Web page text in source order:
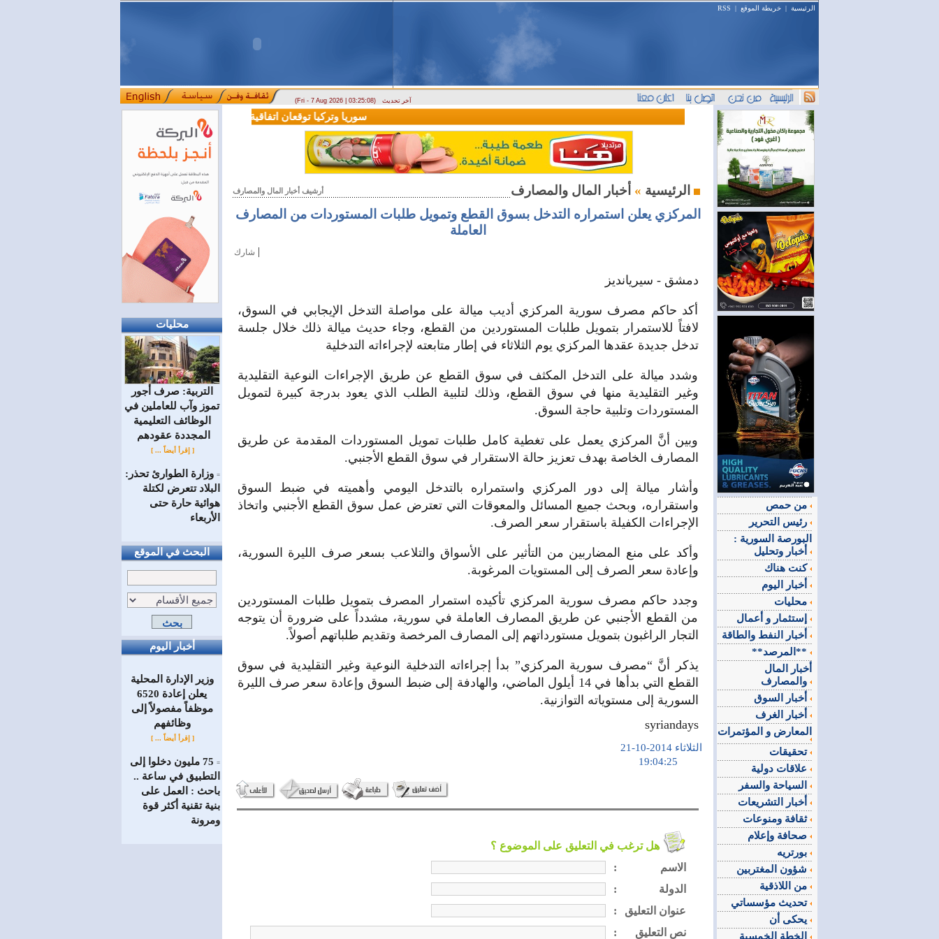
الرئيسية | خريطة الموقع |
RSS
(Fri - 7 Aug 2026 | 03:25:08) آخر تحديث
محليات
التربية: صرف أجور
تموز وآب للعاملين في
الوظائف ‏التعليمية
المجددة عقودهم ‏
[ إقرأ أيضاً ... ]
= وزارة الطوارئ تحذر:
البلاد تتعرض لكتلة
هوائية حارة حتى
الأربعاء
البحث في الموقع
أخبار اليوم
وزير الإدارة المحلية
يعلن إعادة 6520
موظفاً مفصولاً إلى
‏وظائفهم
[ إقرأ أيضاً ... ]
=
75 مليون دخلوا إلى
التطبيق في ساعة ..
باحث : العمل على
بنية تقنية أكثر قوة
ومرونة
سوريا وتركيا توقعان اتفاقية تعاون في مجالي التعليم العالي والبحث العلمي
أرشيف أخبار المال والمصارف الرئيسية »
المركزي يعلن استمراره التدخل بسوق القطع وتمويل طلبات المستوردات من المصارف
العاملة
شارك |
دمشق - سيريانديز
أكد حاكم مصرف سورية المركزي أديب ميالة على مواصلة التدخل الإيجابي في السوق،
لافتاً للاستمرار بتمويل طلبات المستوردين من القطع، وجاء حديث ميالة ذلك خلال جلسة
تدخل جديدة عقدها المركزي يوم الثلاثاء في إطار متابعته لإجراءاته التدخلية
وشدد ميالة على التدخل المكثف في سوق القطع عن طريق الإجراءات النوعية التقليدية
وغير التقليدية منها في سوق القطع، وذلك لتلبية الطلب الذي يعود بدرجة كبيرة لتمويل
المستوردات وتلبية حاجة السوق.
وبين أنَّ المركزي يعمل على تغطية كامل طلبات تمويل المستوردات المقدمة عن طريق
المصارف الخاصة بهدف تعزيز حالة الاستقرار في سوق القطع الأجنبي.
وأشار ميالة إلى دور المركزي واستمراره بالتدخل اليومي وأهميته في ضبط السوق
واستقراره، وبحث جميع المسائل والمعوقات التي تعترض عمل سوق القطع الأجنبي واتخاذ
الإجراءات الكفيلة باستقرار سعر الصرف.
وأكد على منع المضاربين من التأثير على الأسواق والتلاعب بسعر صرف الليرة السورية،
وإعادة سعر الصرف إلى المستويات المرغوبة.
وجدد حاكم مصرف سورية المركزي تأكيده استمرار المصرف بتمويل طلبات المستوردين
من القطع الأجنبي عن طريق المصارف العاملة في سورية، مشدداً على ضرورة أن يتوجه
التجار الراغبون بتمويل مستورداتهم إلى المصارف المرخصة وتقديم طلباتهم أصولاً.
يذكر أنَّ “مصرف سورية المركزي” بدأ إجراءاته التدخلية النوعية وغير التقليدية في سوق
القطع التي بدأها في 14 أيلول الماضي، والهادفة إلى ضبط السوق وإعادة سعر صرف الليرة
السورية إلى مستوياته التوازنية.
syriandays
الثلاثاء 2014-10-21
هل ترغب في التعليق على الموضوع ؟
:
الاسم
:
الدولة
:
عنوان التعليق
:
نص التعليق
البورصة السورية :
كنت هناك
**المرصد**
أخبار المال
المعارض و المؤتمرات
تحقيقات
ثقافة ومنوعات
تحديث مؤسساتي